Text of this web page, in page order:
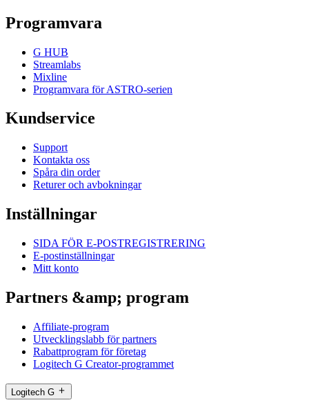
Programvara
G HUB
Streamlabs
Mixline
Programvara för ASTRO-serien
Kundservice
Support
Kontakta oss
Spåra din order
Returer och avbokningar
Inställningar
SIDA FÖR E-POSTREGISTRERING
E-postinställningar
Mitt konto
Partners &amp; program
Affiliate-program
Utvecklingslabb för partners
Rabattprogram för företag
Logitech G Creator-programmet
Logitech G